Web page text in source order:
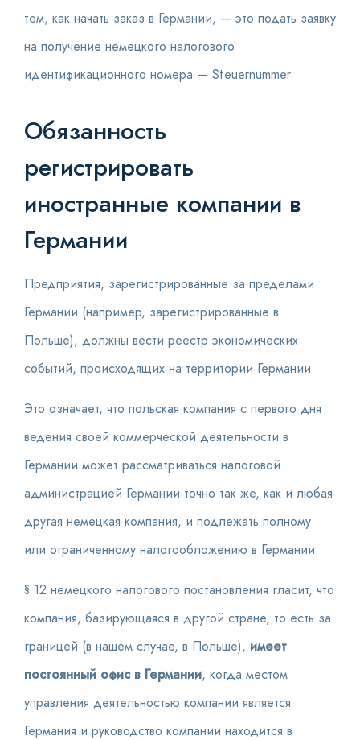
тем, как начать заказ в Германии, — это подать заявку
на получение немецкого налогового
идентификационного номера — Steuernummer.
Обязанность
регистрировать
иностранные компании в
Германии
Предприятия, зарегистрированные за пределами
Германии (например, зарегистрированные в
Польше), должны вести реестр экономических
событий, происходящих на территории Германии.
Это означает, что польская компания с первого дня
ведения своей коммерческой деятельности в
Германии может рассматриваться налоговой
администрацией Германии точно так же, как и любая
другая немецкая компания, и подлежать полному
или ограниченному налогообложению в Германии.
§ 12 немецкого налогового постановления гласит, что
компания, базирующаяся в другой стране, то есть за
границей (в нашем случае, в Польше), имеет
постоянный офис в Германии, когда местом
управления деятельностью компании является
Германия и руководство компании находится в